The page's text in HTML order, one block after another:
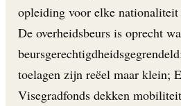
opleiding voor elke nationaliteit
De overheidsbeurs is oprecht
toelagen zijn reëel maar klein;
Visegradfonds dekken